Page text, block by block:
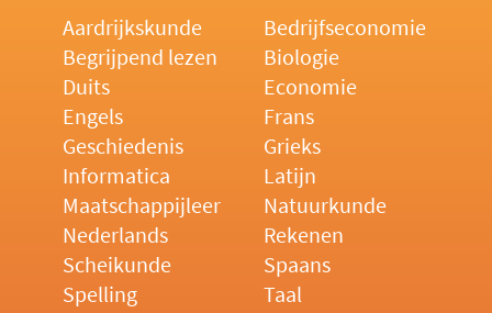
Aardrijkskunde
Bedrijfseconomie
Begrijpend lezen
Biologie
Duits
Economie
Engels
Frans
Geschiedenis
Grieks
Informatica
Latijn
Maatschappijleer
Natuurkunde
Nederlands
Rekenen
Scheikunde
Spaans
Spelling
Taal